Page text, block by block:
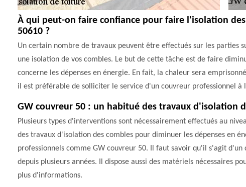
À qui peut-on faire confiance pour faire l'isolation
50610 ?
Un certain nombre de travaux peuvent être effectués sur les parties
une isolation de vos combles. Le but de cette tâche est de faire
concerne les dépenses en énergie. En fait, la chaleur sera
il est préférable de solliciter le service d'un couvreur professionnel à
GW couvreur 50 : un habitué des travaux d'isolation
Plusieurs types d'interventions sont nécessairement effectués au
des travaux d'isolation des combles pour diminuer les dépenses en
professionnels comme GW couvreur 50. Il faut savoir qu'il s'agit
depuis plusieurs années. Il dispose aussi des matériels nécessaires
plus d'informations.